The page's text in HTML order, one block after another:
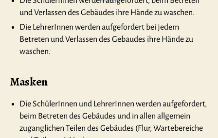
und Verlassen des Gebäudes ihre Hände zu waschen.
Die LehrerInnen werden aufgefordert bei jedem
Betreten und Verlassen des Gebaudes ihre Hände zu
waschen.
Masken
Die SchülerInnen und LehrerInnen werden aufgefordert,
beim Betreten des Gebäudes und in allen allgemein
zuganglichen Teilen des Gebäudes (Flur, Wartebereiche